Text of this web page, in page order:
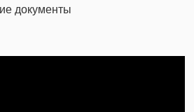
документы